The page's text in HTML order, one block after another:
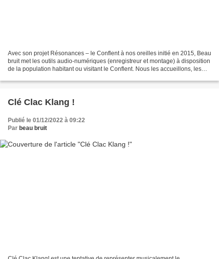
Avec son projet Résonances – le Conflent à nos oreilles initié en 2015, Beau
bruit met les outils audio-numériques (enregistreur et montage) à disposition
de la population habitant ou visitant le Conflent. Nous les accueillons, les
Clé Clac Klang !
Publié le 01/12/2022 à 09:22
Par beau bruit